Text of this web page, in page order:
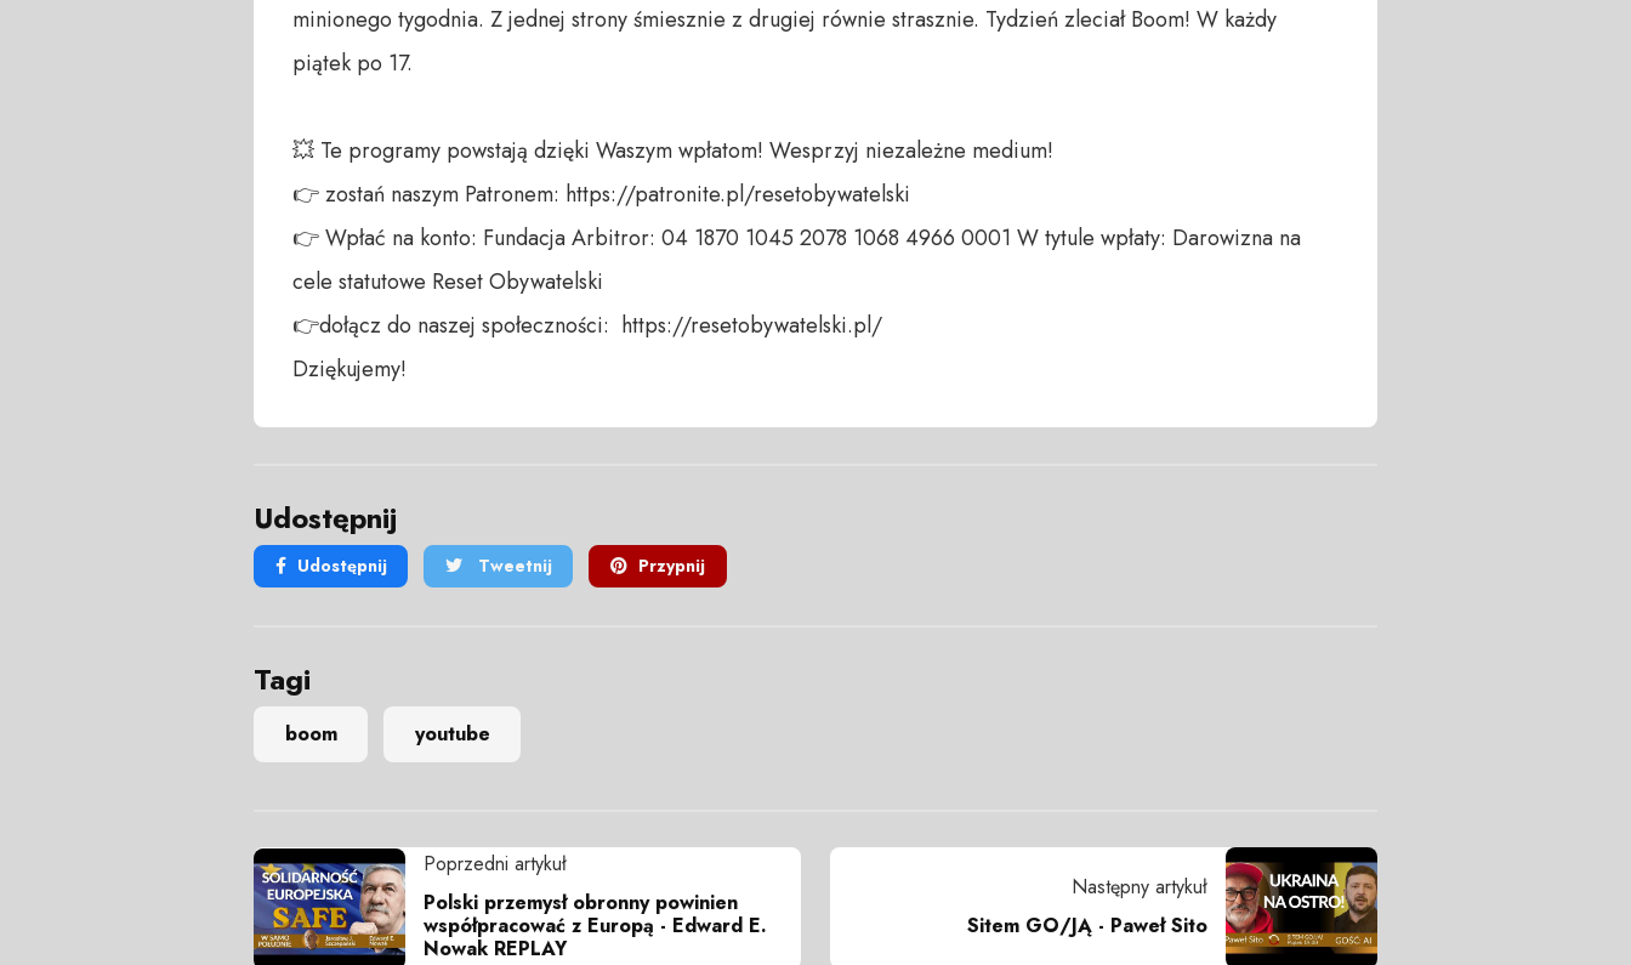
minionego tygodnia. Z jednej strony śmiesznie z drugiej równie strasznie. Tydzień zleciał Boom! W każdy
piątek po 17.
💥 Te programy powstają dzięki Waszym wpłatom! Wesprzyj niezależne medium!
👉 zostań naszym Patronem: https://patronite.pl/resetobywatelski
👉 Wpłać na konto: Fundacja Arbitror: 04 1870 1045 2078 1068 4966 0001 W tytule wpłaty: Darowizna na
cele statutowe Reset Obywatelski
👉dołącz do naszej społeczności:  https://resetobywatelski.pl/
Dziękujemy!
Udostępnij
Udostępnij Tweetnij Przypnij
Tagi
boom youtube
Poprzedni artykuł
Polski przemysł obronny powinien
współpracować z Europą - Edward E.
Nowak REPLAY
Następny artykuł
Sitem GO/JĄ - Paweł Sito